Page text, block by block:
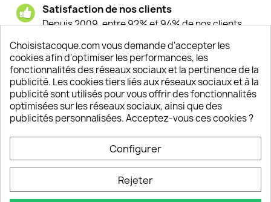
Satisfaction de nos clients
Depuis 2009, entre 92% et 94% de nos clients
Un SAV à votre écoute
Notre SAV est disponible 6/7J de 10h à 18H
INFORMATIONS 
VOTRE COMPTE 
Choisistacoque.com vous demande d'accepter les
cookies afin d'optimiser les performances, les
fonctionnalités des réseaux sociaux et la pertinence de la
publicité. Les cookies tiers liés aux réseaux sociaux et à la
publicité sont utilisés pour vous offrir des fonctionnalités
optimisées sur les réseaux sociaux, ainsi que des
publicités personnalisées. Acceptez-vous ces cookies ?
Configurer
Rejeter